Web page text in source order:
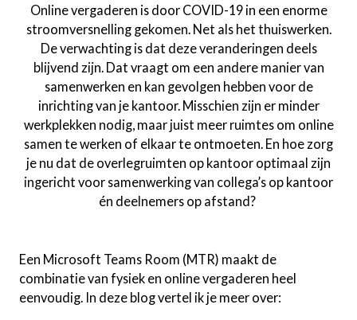
Online vergaderen is door COVID-19 in een enorme
stroomversnelling gekomen. Net als het thuiswerken.
De verwachting is dat deze veranderingen deels
blijvend zijn. Dat vraagt om een andere manier van
samenwerken en kan gevolgen hebben voor de
inrichting van je kantoor. Misschien zijn er minder
werkplekken nodig, maar juist meer ruimtes om online
samen te werken of elkaar te ontmoeten. En hoe zorg
je nu dat de overlegruimten op kantoor optimaal zijn
ingericht voor samenwerking van collega’s op kantoor
én deelnemers op afstand?
Een Microsoft Teams Room (MTR) maakt de
combinatie van fysiek en online vergaderen heel
eenvoudig. In deze blog vertel ik je meer over: